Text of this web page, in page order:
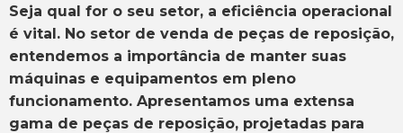
Seja qual for o seu setor, a eficiência operacional
é vital. No setor de venda de peças de reposição,
entendemos a importância de manter suas
máquinas e equipamentos em pleno
funcionamento. Apresentamos uma extensa
gama de peças de reposição, projetadas para